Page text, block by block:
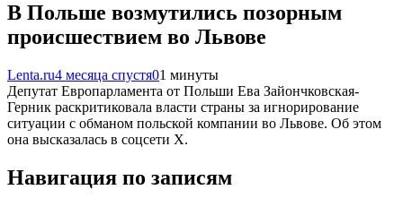
В Польше возмутились позорным
происшествием во Львове
Lenta.ru4 месяца спустя01 минуты
Депутат Европарламента от Польши Ева Зайончковская-
Герник раскритиковала власти страны за игнорирование
ситуации с обманом польской компании во Львове. Об этом
она высказалась в соцсети X.
Навигация по записям